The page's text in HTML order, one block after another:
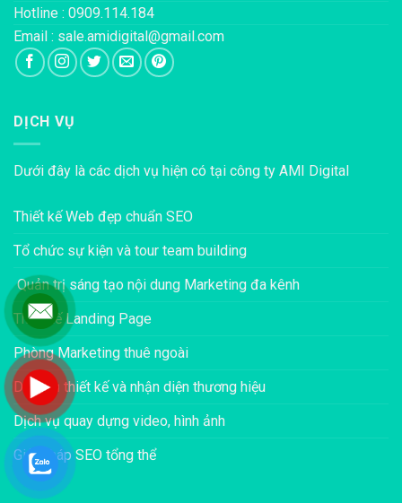
Hotline : 0909.114.184
Email : sale.amidigital@gmail.com
DỊCH VỤ
Dưới đây là các dịch vụ hiện có tại công ty AMI Digital
Thiết kế Web đẹp chuẩn SEO
Tổ chức sự kiện và tour team building
Quản trị sáng tạo nội dung Marketing đa kênh
Thiết kế Landing Page
Phòng Marketing thuê ngoài
Dịch vụ thiết kế và nhận diện thương hiệu
Dịch vụ quay dựng video, hình ảnh
Giải pháp SEO tổng thể